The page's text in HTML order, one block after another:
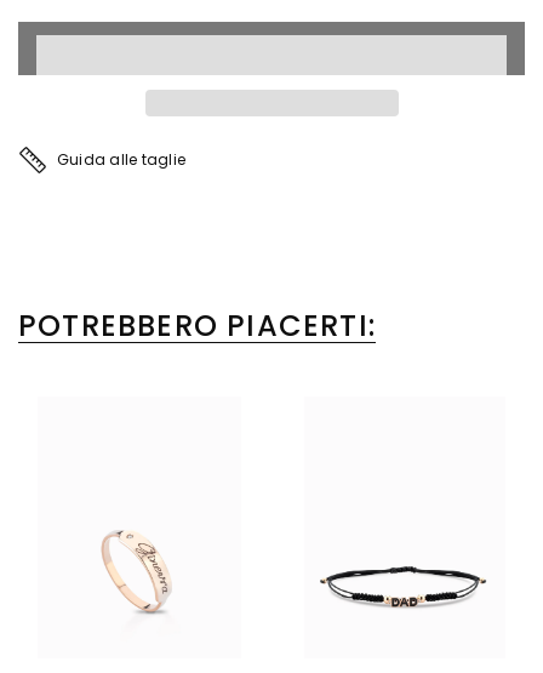
Guida alle taglie
POTREBBERO PIACERTI: